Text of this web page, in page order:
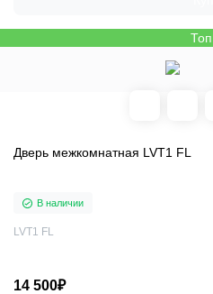
Топ
Дверь межкомнатная LVT1 FL
В наличии
LVT1 FL
14 500₽